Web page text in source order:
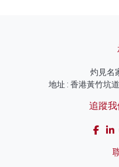
灼見名
地址 : 香港黃竹坑
追蹤